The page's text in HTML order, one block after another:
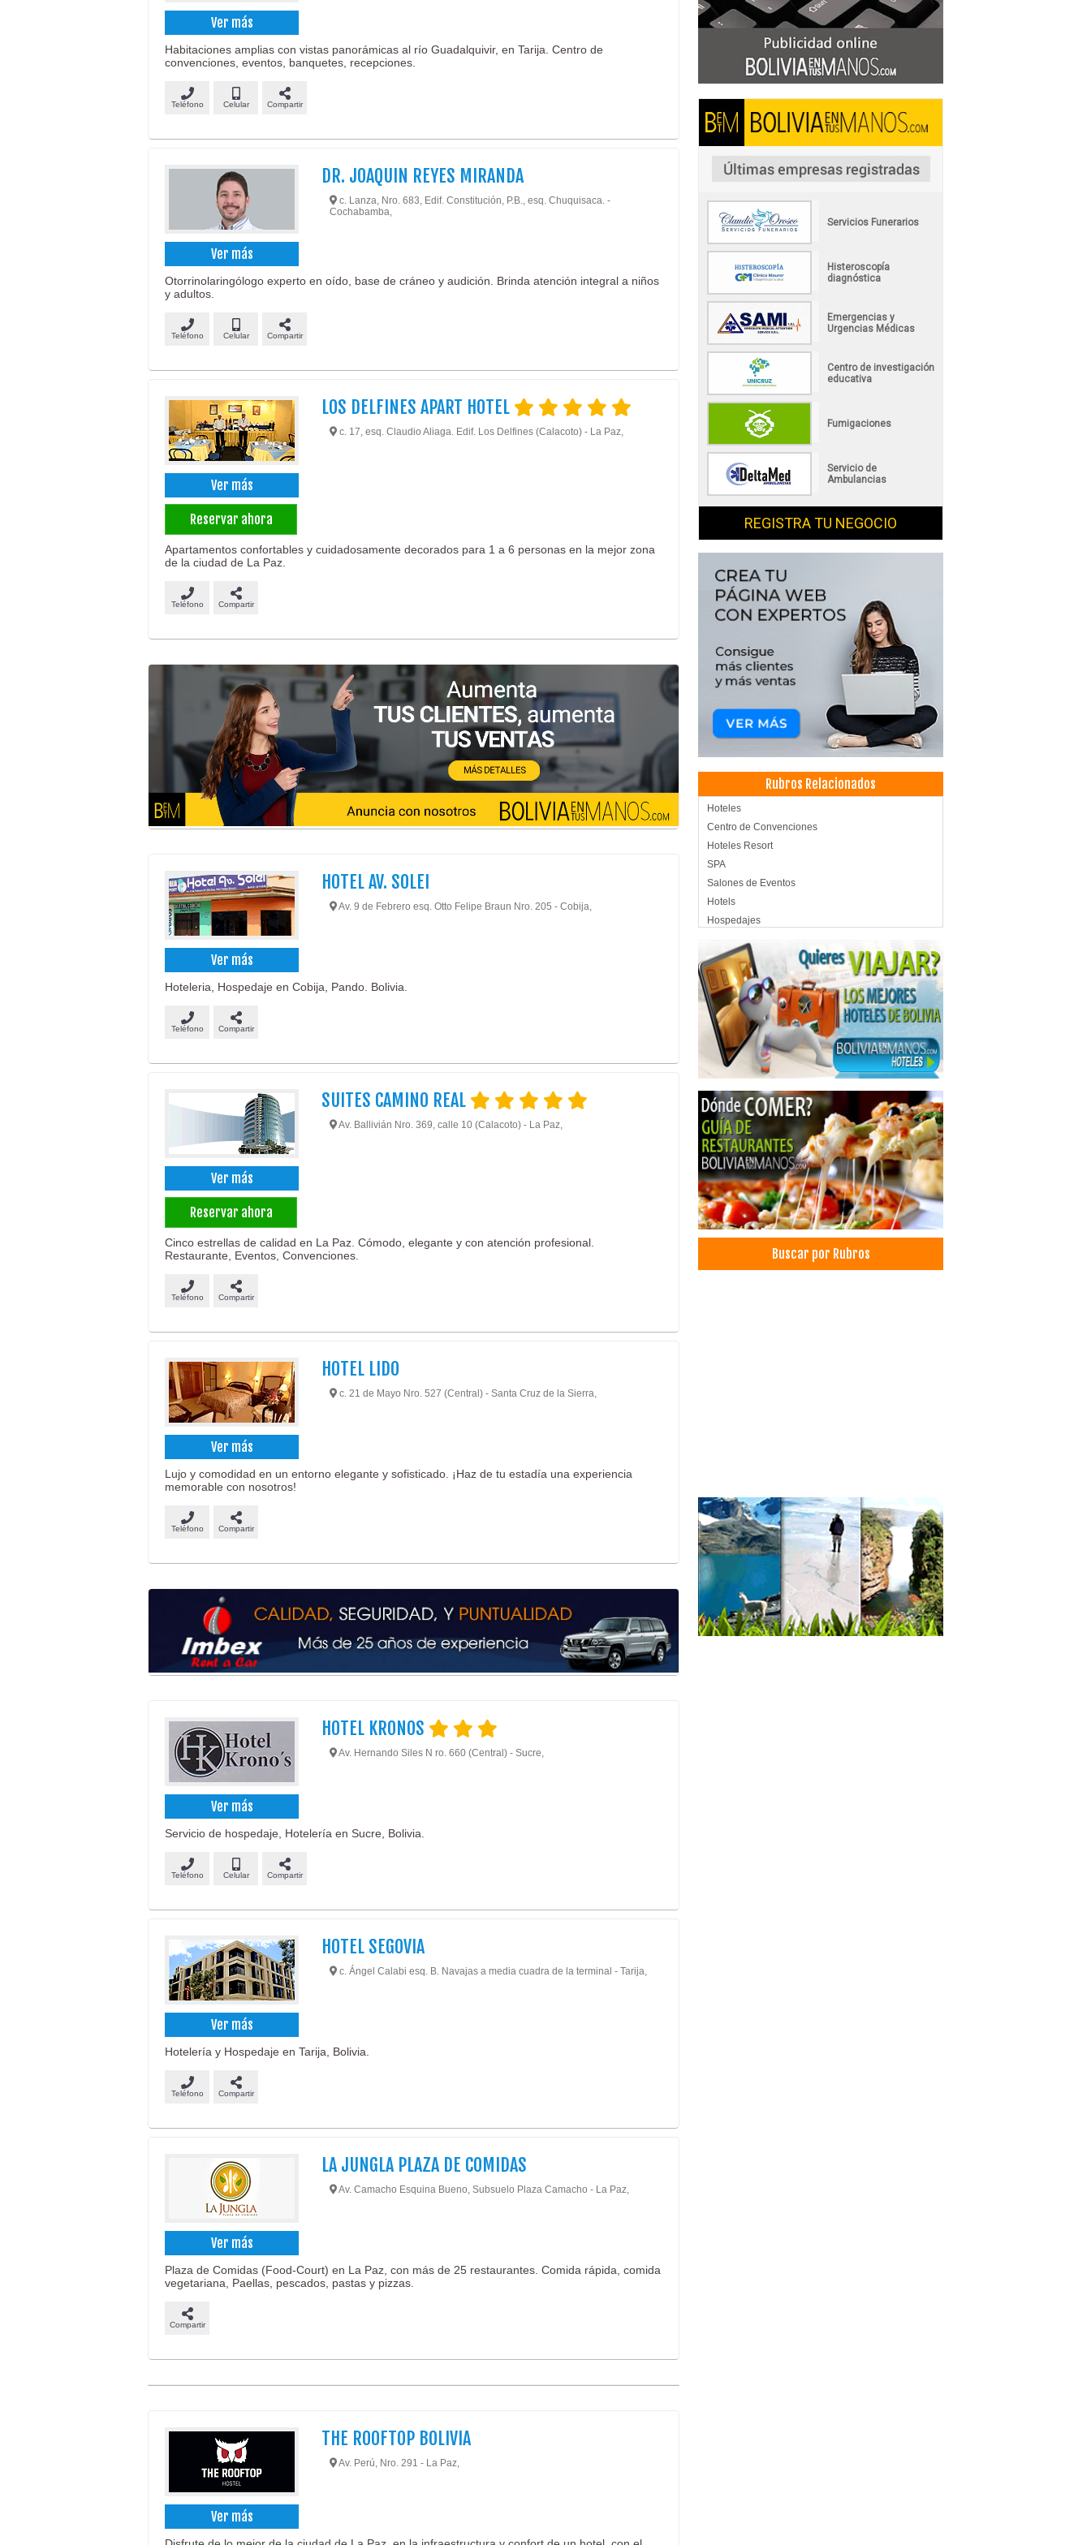
Ver más
Habitaciones amplias con vistas panorámicas al río Guadalquivir, en Tarija. Centro de
convenciones, eventos, banquetes, recepciones.
Teléfono Celular Compartir
Ver más
DR. JOAQUIN REYES MIRANDA
c. Lanza, Nro. 683, Edif. Constitución, P.B., esq. Chuquisaca. -
Cochabamba,
Otorrinolaringólogo experto en oído, base de cráneo y audición. Brinda atención integral a niños
y adultos.
Teléfono Celular Compartir
Ver más
Reservar ahora
LOS DELFINES APART HOTEL
c. 17, esq. Claudio Aliaga. Edif. Los Delfines (Calacoto) - La Paz,
Apartamentos confortables y cuidadosamente decorados para 1 a 6 personas en la mejor zona
de la ciudad de La Paz.
Teléfono Compartir
Ver más
HOTEL AV. SOLEI
Av. 9 de Febrero esq. Otto Felipe Braun Nro. 205 - Cobija,
Hoteleria, Hospedaje en Cobija, Pando. Bolivia.
Teléfono Compartir
Ver más
Reservar ahora
SUITES CAMINO REAL
Av. Ballivián Nro. 369, calle 10 (Calacoto) - La Paz,
Cinco estrellas de calidad en La Paz. Cómodo, elegante y con atención profesional.
Restaurante, Eventos, Convenciones.
Teléfono Compartir
Ver más
HOTEL LIDO
c. 21 de Mayo Nro. 527 (Central) - Santa Cruz de la Sierra,
Lujo y comodidad en un entorno elegante y sofisticado. ¡Haz de tu estadía una experiencia
memorable con nosotros!
Teléfono Compartir
Ver más
HOTEL KRONOS
Av. Hernando Siles N ro. 660 (Central) - Sucre,
Servicio de hospedaje, Hotelería en Sucre, Bolivia.
Teléfono Celular Compartir
Ver más
HOTEL SEGOVIA
c. Ángel Calabi esq. B. Navajas a media cuadra de la terminal - Tarija,
Hotelería y Hospedaje en Tarija, Bolivia.
Teléfono Compartir
Ver más
LA JUNGLA PLAZA DE COMIDAS
Av. Camacho Esquina Bueno, Subsuelo Plaza Camacho - La Paz,
Plaza de Comidas (Food-Court) en La Paz, con más de 25 restaurantes. Comida rápida, comida
vegetariana, Paellas, pescados, pastas y pizzas.
Compartir
Ver más
THE ROOFTOP BOLIVIA
Av. Perú, Nro. 291 - La Paz,
Servicios Funerarios
Histeroscopía
diagnóstica
Emergencias y
Urgencias Médicas
Centro de investigación
educativa
Fumigaciones
Servicio de
Ambulancias
REGISTRA TU NEGOCIO
Rubros Relacionados
Hoteles
Centro de Convenciones
Hoteles Resort
SPA
Salones de Eventos
Hotels
Hospedajes
Banquetes y Recepciones
Médicos Otorrinolaringólogos
Apart Hoteles
Eventos
Convenciones
Plaza de Comidas
Restaurantes: Comida Criolla
Restaurantes: Comida Internacional
Restaurantes: Comida Rápida
Restaurantes: Pizzerías
Comida Rápida
Hamburguesas
Restaurantes: Comida Brasileña
Hostales
Hostel
Buscar por Rubros